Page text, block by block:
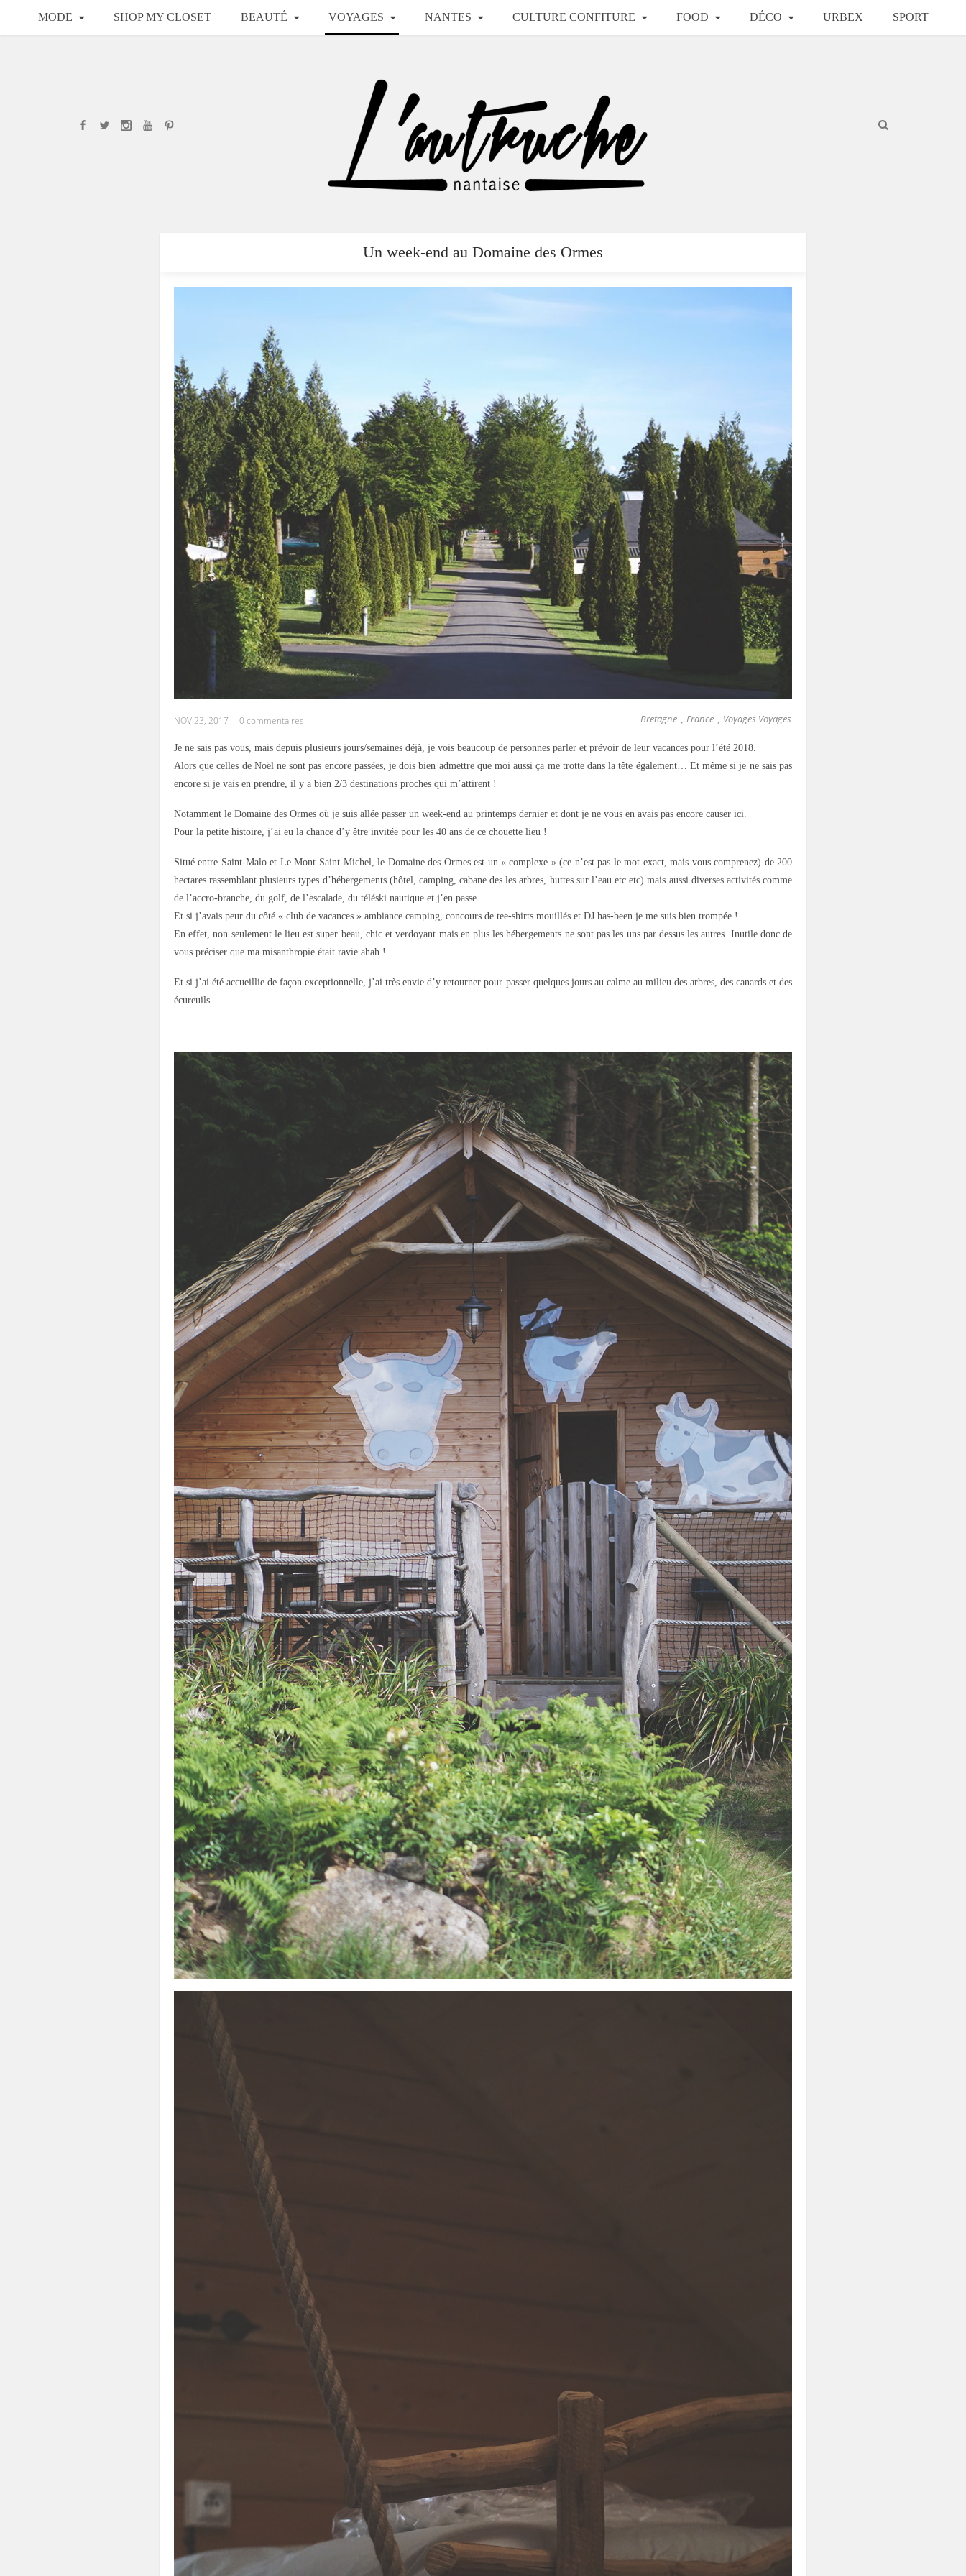
MODE SHOP MY CLOSET BEAUTÉ VOYAGES NANTES CULTURE CONFITURE FOOD DÉCO URBEX SPORT
Un week-end au Domaine des Ormes
Bretagne France Voyages Voyages
NOV 23, 2017 0 commentaires
Je ne sais pas vous, mais depuis plusieurs jours/semaines déjà, je vois beaucoup de personnes parler et prévoir de leur vacances pour l’été 2018.
Alors que celles de Noël ne sont pas encore passées, je dois bien admettre que moi aussi ça me trotte dans la tête également… Et même si je ne sais pas
encore si je vais en prendre, il y a bien 2/3 destinations proches qui m’attirent !
Notamment le Domaine des Ormes où je suis allée passer un week-end au printemps dernier et dont je ne vous en avais pas encore causer ici.
Pour la petite histoire, j’ai eu la chance d’y être invitée pour les 40 ans de ce chouette lieu !
Situé entre Saint-Malo et Le Mont Saint-Michel, le Domaine des Ormes est un « complexe » (ce n’est pas le mot exact, mais vous comprenez) de 200
hectares rassemblant plusieurs types d’hébergements (hôtel, camping, cabane des les arbres, huttes sur l’eau etc etc) mais aussi diverses activités comme
de l’accro-branche, du golf, de l’escalade, du téléski nautique et j’en passe.
Et si j’avais peur du côté « club de vacances » ambiance camping, concours de tee-shirts mouillés et DJ has-been je me suis bien trompée !
En effet, non seulement le lieu est super beau, chic et verdoyant mais en plus les hébergements ne sont pas les uns par dessus les autres. Inutile donc de
vous préciser que ma misanthropie était ravie ahah !
Et si j’ai été accueillie de façon exceptionnelle, j’ai très envie d’y retourner pour passer quelques jours au calme au milieu des arbres, des canards et des
écureuils.